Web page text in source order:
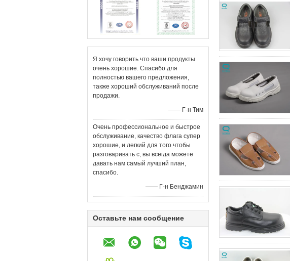
Я хочу говорить что ваши продукты
очень хорошие. Спасибо для
полностью вашего предложения,
также хороший обслуживаний после
продажи.
—— Г-н Тим
Очень профессиональное и быстрое
обслуживание, качество флага супер
хорошие, и легкий для того чтобы
разговаривать с, вы всегда можете
давать нам самый лучший план,
спасибо.
—— Г-н Бенджамин
Оставьте нам сообщение